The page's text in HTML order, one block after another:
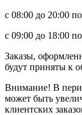
с 08:00 до 20:00
с 09:00 до 18:00
Заказы,
будут приняты к
Внимание! В
может быть
клиентских